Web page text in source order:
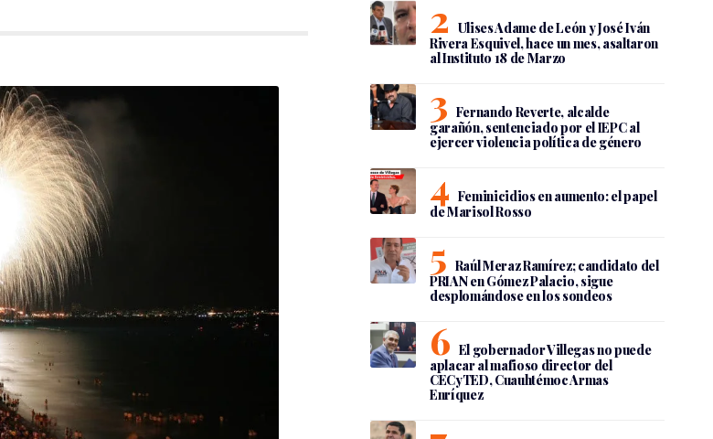
Ulises Adame de León y José Iván
Rivera Esquivel, hace un mes, asaltaron
al Instituto 18 de Marzo
Fernando Reverte, alcalde
garañón, sentenciado por el IEPC al
ejercer violencia política de género
Feminicidios en aumento: el papel
de Marisol Rosso
Raúl Meraz Ramírez; candidato del
PRIAN en Gómez Palacio, sigue
desplomándose en los sondeos
El gobernador Villegas no puede
aplacar al mafioso director del
CECyTED, Cuauhtémoc Armas
Enríquez